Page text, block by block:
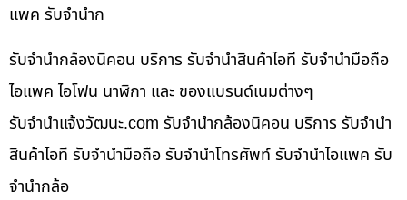
แพค รับจำนำก
รับจำนำกล้องนิคอน บริการ รับจำนำสินค้าไอที รับจำนำมือถือ
ไอแพค ไอโฟน นาฬิกา และ ของแบรนด์เนมต่างๆ
รับจํานําแจ้งวัฒนะ.com รับจำนำกล้องนิคอน บริการ รับจำนำ
สินค้าไอที รับจำนำมือถือ รับจำนำโทรศัพท์ รับจำนำไอแพค รับ
จำนำกล้อ